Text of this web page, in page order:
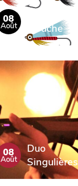
08
Août
mouche
08
Août
Duo
Singulières